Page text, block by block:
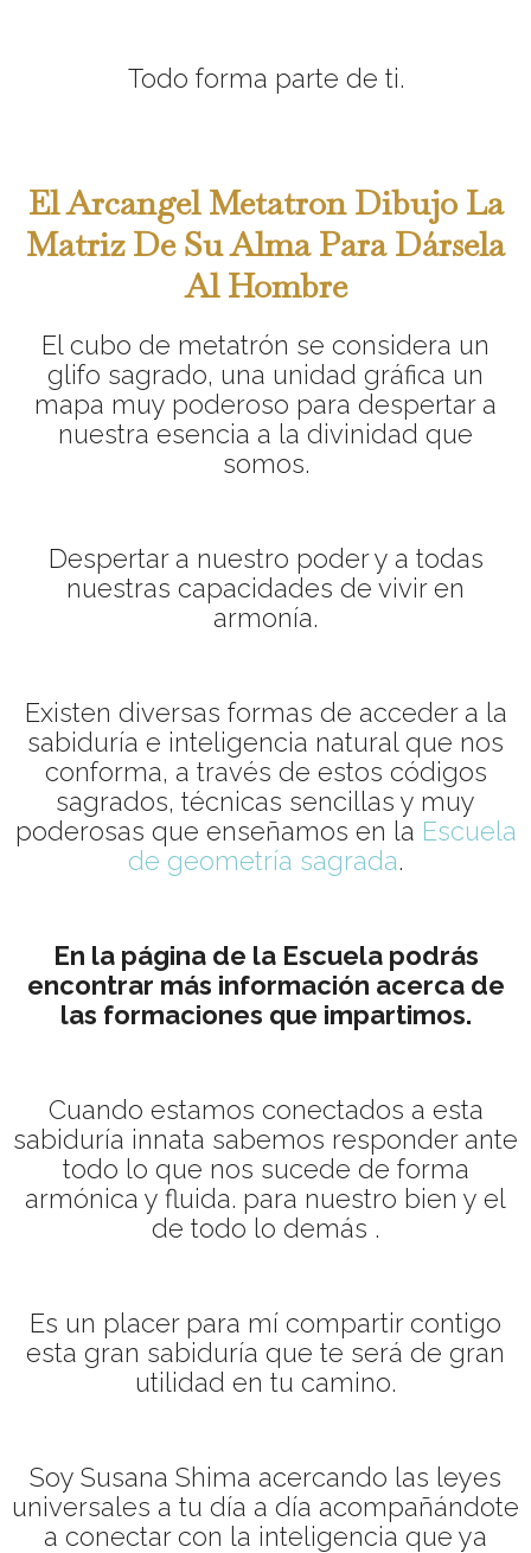
Todo forma parte de ti.
El Arcangel Metatron Dibujo La
Matriz De Su Alma Para Dársela
Al Hombre
El cubo de metatrón se considera un
glifo sagrado, una unidad gráfica un
mapa muy poderoso para despertar a
nuestra esencia a la divinidad que
somos.
Despertar a nuestro poder y a todas
nuestras capacidades de vivir en
armonía.
Existen diversas formas de acceder a la
sabiduría e inteligencia natural que nos
conforma, a través de estos códigos
sagrados, técnicas sencillas y muy
poderosas que enseñamos en la Escuela
de geometría sagrada.
En la página de la Escuela podrás
encontrar más información acerca de
las formaciones que impartimos.
Cuando estamos conectados a esta
sabiduría innata sabemos responder ante
todo lo que nos sucede de forma
armónica y fluida. para nuestro bien y el
de todo lo demás .
Es un placer para mí compartir contigo
esta gran sabiduría que te será de gran
utilidad en tu camino.
Soy Susana Shima acercando las leyes
universales a tu día a día acompañándote
a conectar con la inteligencia que ya